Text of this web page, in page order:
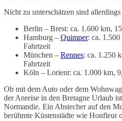
Nicht zu unterschätzen sind
Berlin – Brest: ca. 1.600 km,
Hamburg – Quimper: ca.
Fahrtzeit
München – Rennes: ca. 1.250
Fahrtzeit
Köln – Lorient: ca. 1.000 km,
Ob mit dem Auto oder dem
der Anreise in den Bretagne Urlaub
Normandie. Ein Abstecher auf den
berühmte Küstenstädte wie Honfleur